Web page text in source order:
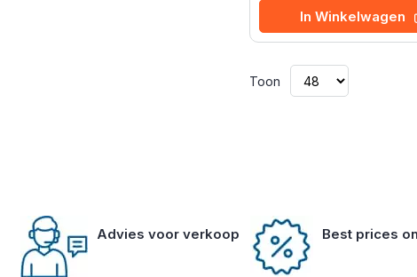
In Winkelwagen
Toon
Advies voor verkoop Best prices